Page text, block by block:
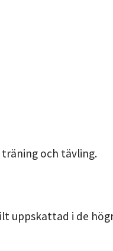
träning och tävling.
uppskattad i de